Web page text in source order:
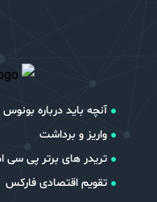
آنچه باید درباره بونوس بدانیم
واریز و برداشت
تریدر های برتر پی سی ام
تقویم اقتصادی فارکس